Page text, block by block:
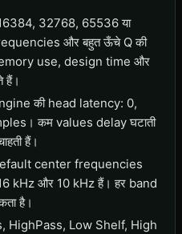
32768, 65536 या
और बहुत ऊँचे Q की
use, design time और
हैं।
की head latency: 0,
कम values delay घटाती
हैं।
center frequencies
kHz और 10 kHz हैं। हर band
है।
HighPass, Low Shelf, High